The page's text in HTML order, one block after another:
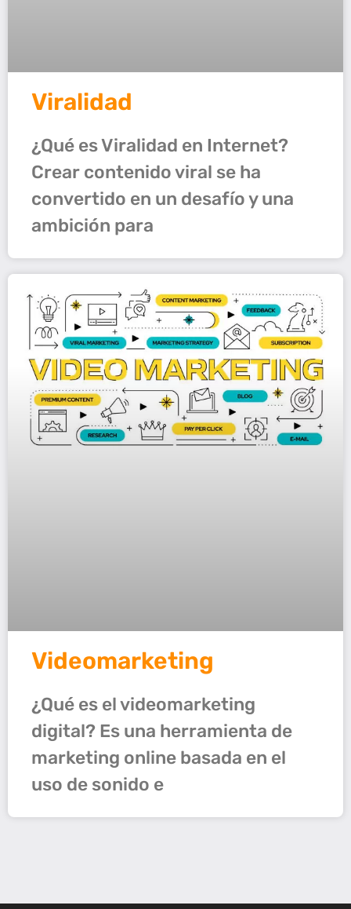
Viralidad
¿Qué es Viralidad en Internet?
Crear contenido viral se ha
convertido en un desafío y una
ambición para
Videomarketing
¿Qué es el videomarketing
digital? Es una herramienta de
marketing online basada en el
uso de sonido e